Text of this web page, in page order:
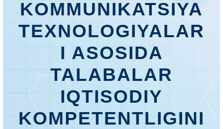
KOMMUNIKATSIYA
TEXNOLOGIYALAR
I ASOSIDA
TALABALAR
IQTISODIY
KOMPETENTLIGINI